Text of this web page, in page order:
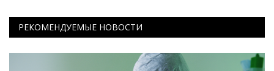
РЕКОМЕНДУЕМЫЕ НОВОСТИ